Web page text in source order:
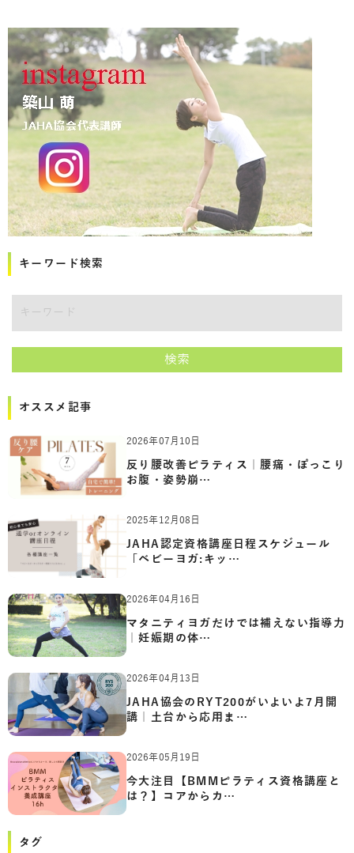
キーワード検索
検索
オススメ記事
2026年07月10日
反り腰改善ピラティス｜腰痛・ぽっこり
お腹・姿勢崩…
2025年12月08日
JAHA認定資格講座日程スケジュール
「ベビーヨガ:キッ…
2026年04月16日
マタニティヨガだけでは補えない指導力
｜妊娠期の体…
2026年04月13日
JAHA協会のRYT200がいよいよ7月開
講｜土台から応用ま…
2026年05月19日
今大注目【BMMピラティス資格講座と
は？】コアからカ…
タグ